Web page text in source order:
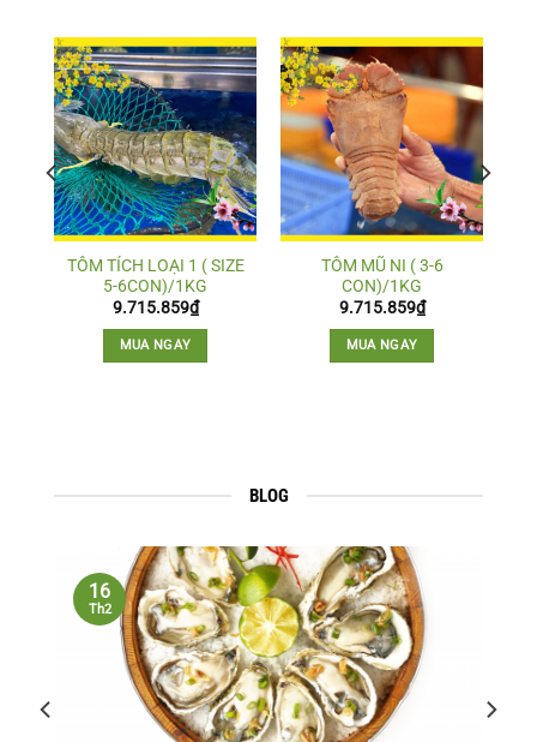
TÔM TÍCH LOẠI 1 ( SIZE
5-6CON)/1KG
9.715.859₫
MUA NGAY
TÔM MŨ NI ( 3-6
CON)/1KG
9.715.859₫
MUA NGAY
BLOG
16
Th2